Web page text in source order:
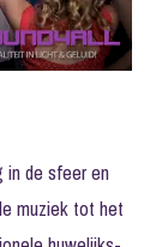
in de sfeer en
muziek tot het